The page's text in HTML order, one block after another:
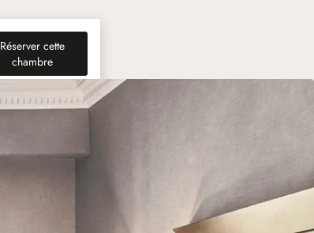
Réserver cette
chambre(nouvel onglet)